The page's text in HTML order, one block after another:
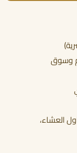
وسوق
العشاء،